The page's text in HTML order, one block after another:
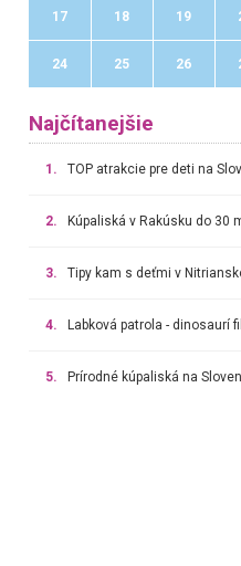
17 18 19
24 25 26
Najčítanejšie
1. TOP atrakcie pre deti na
2. Kúpaliská v Rakúsku do 30
3. Tipy kam s deťmi v
4. Labková patrola - dinosaurí
5. Prírodné kúpaliská na